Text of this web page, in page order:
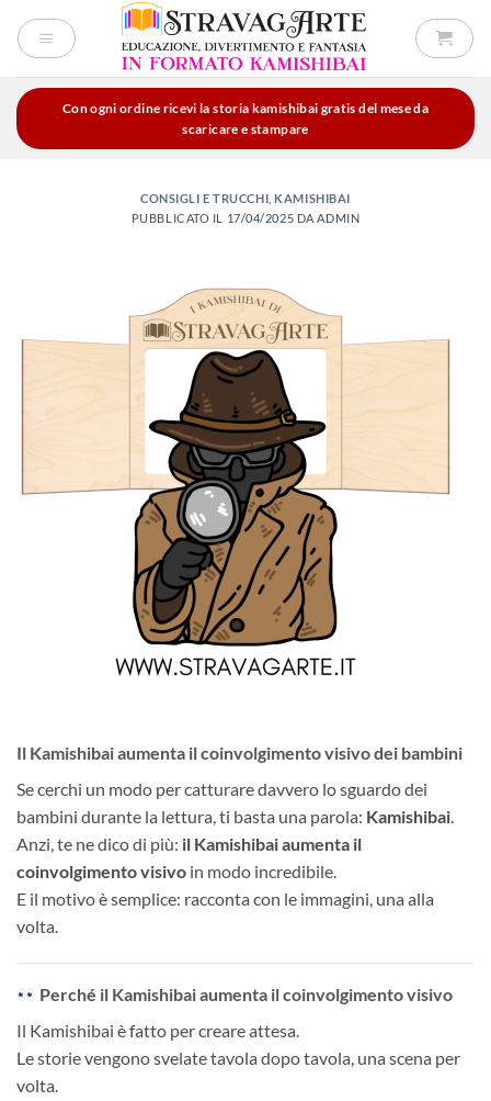
Con ogni ordine ricevi la storia kamishibai gratis del mese da
scaricare e stampare
CONSIGLI E TRUCCHI KAMISHIBAI
PUBBLICATO IL
17/04/2025 DA ADMIN
Il Kamishibai aumenta il coinvolgimento visivo dei bambini
Se cerchi un modo per catturare davvero lo sguardo dei
bambini durante la lettura, ti basta una parola: Kamishibai.
Anzi, te ne dico di più: il Kamishibai aumenta il
coinvolgimento visivo in modo incredibile.
E il motivo è semplice: racconta con le immagini, una alla
volta.
Perché il Kamishibai aumenta il coinvolgimento visivo
Il Kamishibai è fatto per creare attesa.
Le storie vengono svelate tavola dopo tavola, una scena per
volta.